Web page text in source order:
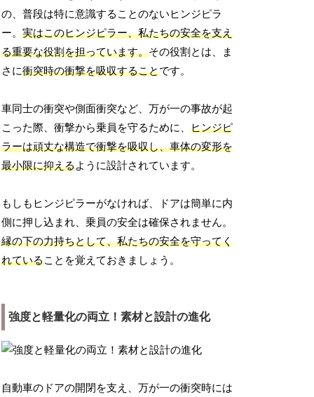
の、普段は特に意識することのないヒンジピラ
ー。実はこのヒンジピラー、私たちの安全を支え
る重要な役割を担っています。その役割とは、ま
さに衝突時の衝撃を吸収することです。
車同士の衝突や側面衝突など、万が一の事故が起
こった際、衝撃から乗員を守るために、ヒンジピ
ラーは頑丈な構造で衝撃を吸収し、車体の変形を
最小限に抑えるように設計されています。
もしもヒンジピラーがなければ、ドアは簡単に内
側に押し込まれ、乗員の安全は確保されません。
縁の下の力持ちとして、私たちの安全を守ってく
れていることを覚えておきましょう。
強度と軽量化の両立！素材と設計の進化
自動車のドアの開閉を支え、万が一の衝突時には